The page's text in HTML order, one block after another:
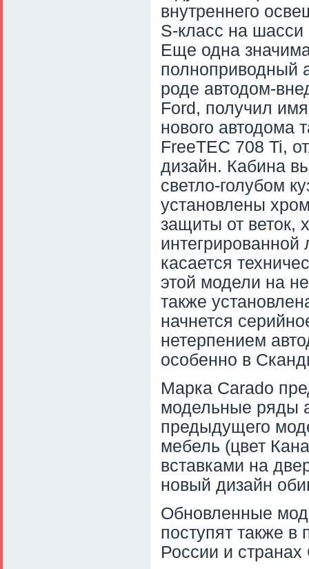
внутреннего
S-класс на
Еще одна
полноприводный
роде автодом-
Ford, получил
нового автодома
FreeTEC 708 Ti,
дизайн. Кабина
светло-голубом
установлены
защиты от веток,
касается
этой модели на
также
начнется
нетерпением
особенно в
Марка Carado
модельные ряды
предыдущего
мебель (цвет
вставками на
новый дизайн
Обновленные
поступят также
России и